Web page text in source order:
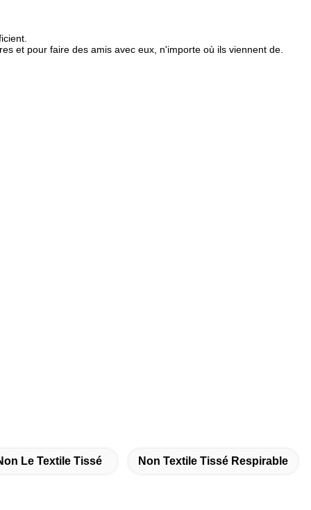
et pour faire des amis avec eux, n'importe où ils viennent de.
Le Textile Tissé Non Textile Tissé Respirable